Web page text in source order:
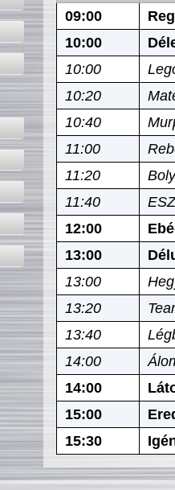
09:00
10:00
10:00
10:20
10:40
11:00
11:20
11:40
12:00
13:00
13:00
13:20
13:40
14:00
14:00
15:00
15:30